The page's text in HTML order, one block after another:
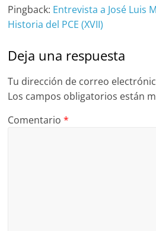
Pingback: Entrevista a José Luis
Historia del PCE (XVII)
Deja una respuesta
Tu dirección de correo
Los campos obligatorios están
Comentario*